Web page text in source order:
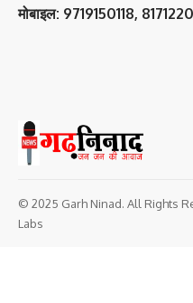
मोबाइल: 9719150118,
© 2025 Garh Ninad. All Rights
Labs